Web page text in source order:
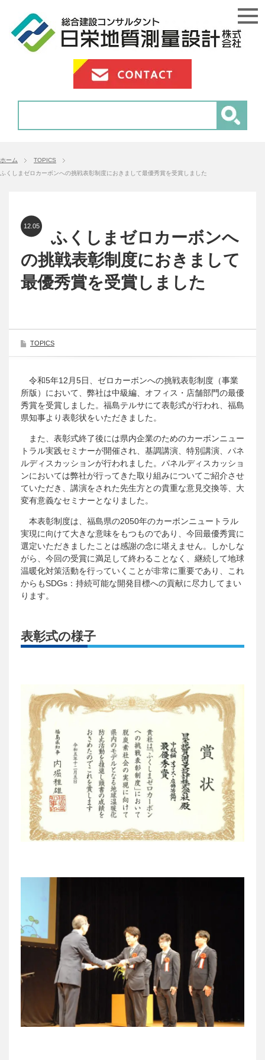
ホーム
TOPICS
ふくしまゼロカーボンへの挑戦表彰制度におきまして最優秀賞を受賞しました
12.05
ふくしまゼロカーボンへ
の挑戦表彰制度におきまして
最優秀賞を受賞しました
TOPICS
令和5年12月5日、ゼロカーボンへの挑戦表彰制度（事業
所版）において、弊社は中級編、オフィス・店舗部門の最優
秀賞を受賞しました。福島テルサにて表彰式が行われ、福島
県知事より表彰状をいただきました。
また、表彰式終了後には県内企業のためのカーボンニュー
トラル実践セミナーが開催され、基調講演、特別講演、パネ
ルディスカッションが行われました。パネルディスカッショ
ンにおいては弊社が行ってきた取り組みについてご紹介させ
ていただき、講演をされた先生方との貴重な意見交換等、大
変有意義なセミナーとなりました。
本表彰制度は、福島県の2050年のカーボンニュートラル
実現に向けて大きな意味をもつものであり、今回最優秀賞に
選定いただきましたことは感謝の念に堪えません。しかしな
がら、今回の受賞に満足して終わることなく、継続して地球
温暖化対策活動を行っていくことが非常に重要であり、これ
からもSDGs：持続可能な開発目標への貢献に尽力してまい
ります。
表彰式の様子